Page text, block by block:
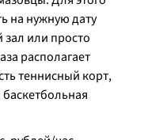
на нужную дату
или просто
располагает
теннисный корт,